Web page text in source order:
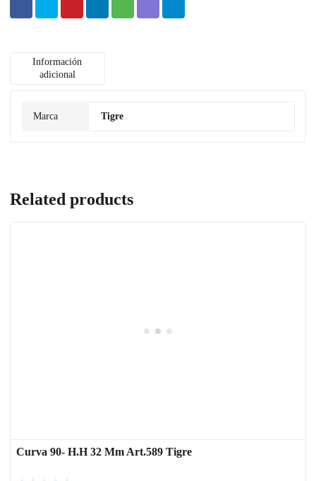
Información
adicional
Marca Tigre
Related products
Curva 90- H.H 32 Mm Art.589 Tigre